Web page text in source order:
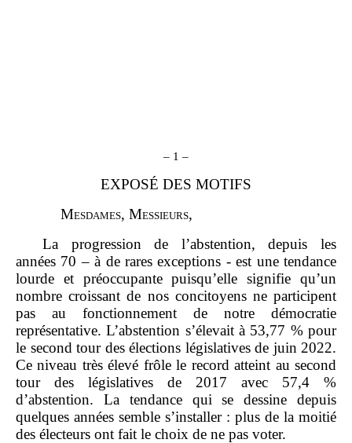
– 1 –
EXPOSÉ DES MOTIFS
Mesdames, Messieurs,
La progression de l’abstention, depuis les
années 70 – à de rares exceptions - est une tendance
lourde et préoccupante puisqu’elle signifie qu’un
nombre croissant de nos concitoyens ne participent
pas au fonctionnement de notre démocratie
représentative. L’abstention s’élevait à 53,77 % pour
le second tour des élections législatives de juin 2022.
Ce niveau très élevé frôle le record atteint au second
tour des législatives de 2017 avec 57,4 %
d’abstention. La tendance qui se dessine depuis
quelques années semble s’installer : plus de la moitié
des électeurs ont fait le choix de ne pas voter.